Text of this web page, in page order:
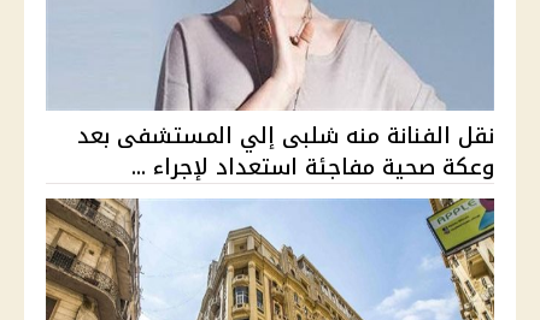
نقل الفنانة منه شلبى إلي المستشفى بعد
وعكة صحية مفاجئة استعداد لإجراء ...